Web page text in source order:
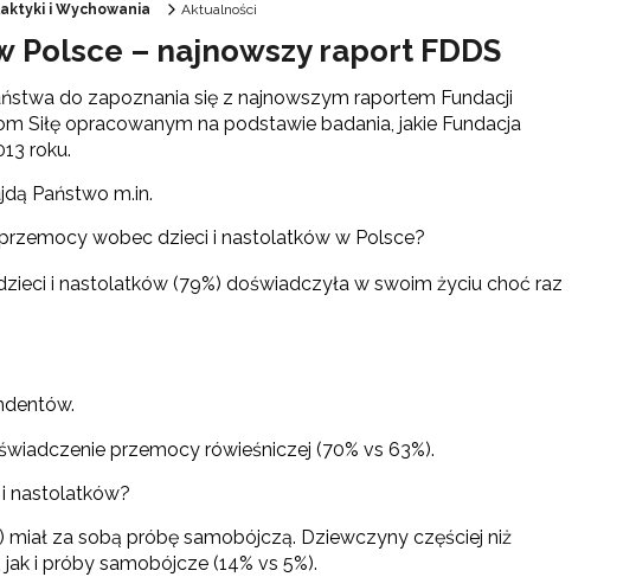
i Wychowania Aktualności
– najnowszy raport FDDS
do zapoznania się z najnowszym raportem Fundacji
Siłę opracowanym na podstawie badania, jakie Fundacja
roku.
Państwo m.in.
wobec dzieci i nastolatków w Polsce?
i nastolatków (79%) doświadczyła w swoim życiu choć raz
przemocy rówieśniczej (70% vs 63%).
nastolatków?
miał za sobą próbę samobójczą. Dziewczyny częściej niż
i próby samobójcze (14% vs 5%).